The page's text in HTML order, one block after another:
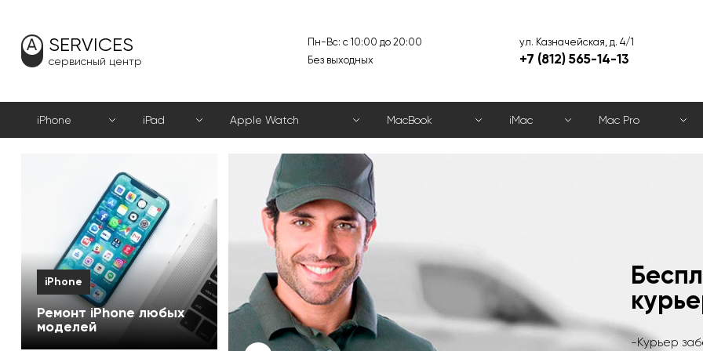
SERVICES
сервисный центр
Пн-Вс: с 10:00 до 20:00
Без выходных
ул. Казначейская, д. 4/1
+7 (812) 565-14-13
iPhone iPad Apple Watch MacBook iMac Mac Pro
iPhone
Ремонт iPhone любых
моделей
за
- Полная
-Курьер
в
-30%
без
- Все
- Все